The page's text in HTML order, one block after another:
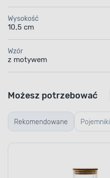
Wysokość
10,5 cm
Wzór
z motywem
Rekomendowane Pojemniki
szklane
Możesz potrzebować